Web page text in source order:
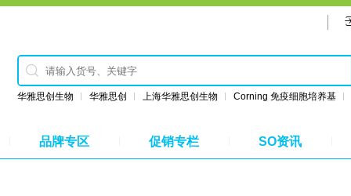
华雅思创生物 华雅思创 上海华雅思创生物 Corning 免疫细胞培养基
品牌专区 促销专栏 SO资讯